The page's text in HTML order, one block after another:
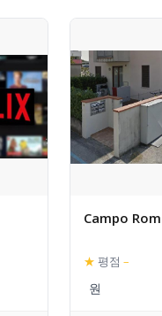
Campo
★ 평점 –